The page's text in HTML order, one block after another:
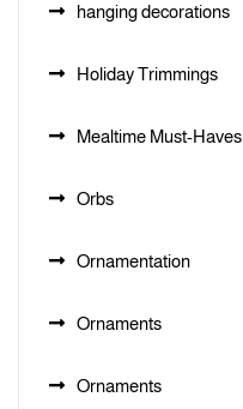
hanging decorations
Holiday Trimmings
Mealtime Must-Haves
Orbs
Ornamentation
Ornaments
Ornaments